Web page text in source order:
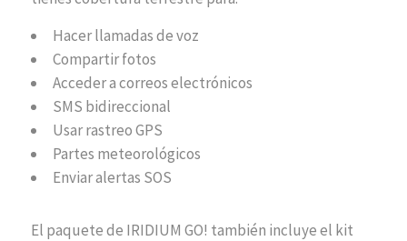
Hacer llamadas de voz
Compartir fotos
Acceder a correos electrónicos
SMS bidireccional
Usar rastreo GPS
Partes meteorológicos
Enviar alertas SOS
El paquete de IRIDIUM GO! también incluye el kit